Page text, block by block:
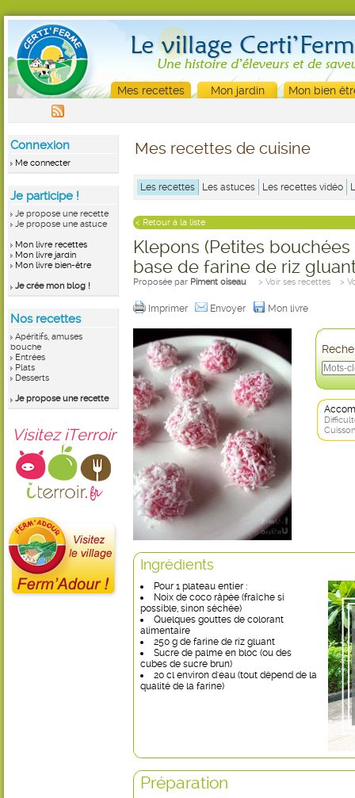
Mes recettes Mon jardin Mon bien
Connexion
Me connecter
Je participe !
Je propose une recette
Je propose une astuce
Mon livre recettes
Mon livre jardin
Mon livre bien-être
Je crée mon blog !
Nos recettes
Apéritifs, amuses
bouche
Entrées
Plats
Desserts
Je propose une recette
Visitez iTerroir
Mes recettes de cuisine
Les recettes Les astuces Les recettes vidéo
< Retour à la liste
Klepons (Petites
base de farine de riz
Proposée par Piment oiseau > Voir ses recettes >
Imprimer Envoyer Mon livre
Ingrédients
Pour 1 plateau entier :
Noix de coco râpée (fraîche si
possible, sinon séchée)
Quelques gouttes de colorant
alimentaire
250 g de farine de riz gluant
Sucre de palme en bloc (ou des
cubes de sucre brun)
20 cl environ d'eau (tout dépend de la
qualité de la farine)
Préparation